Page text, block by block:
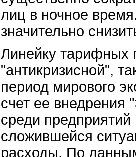
лиц в ночное
значительно
Линейку тарифных
"антикризисной",
период мирового
счет ее внедрения
среди
сложившейся
расходы. По